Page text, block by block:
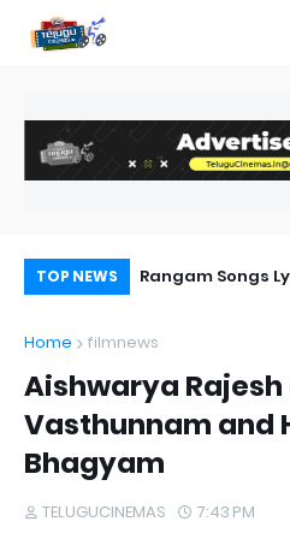
TOP NEWS Rangam Songs
Home filmnews
Aishwarya
Vasthunnam and
Bhagyam
TELUGUCINEMAS 7:43 PM